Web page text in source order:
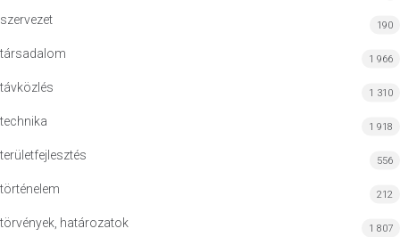
szervezet 190
társadalom 1 966
távközlés 1 310
technika 1 918
területfejlesztés 556
történelem 212
törvények, határozatok 1 807